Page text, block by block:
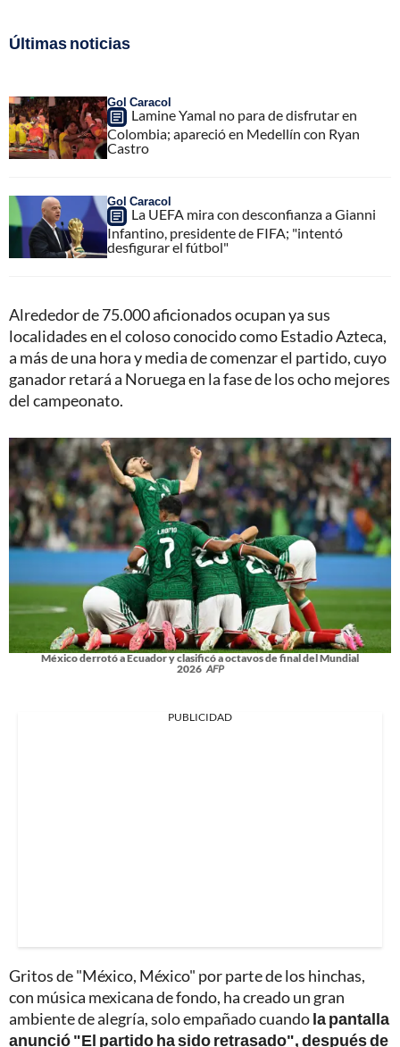
Últimas noticias
Gol Caracol
Lamine Yamal no para de disfrutar en
Colombia; apareció en Medellín con Ryan
Castro
Gol Caracol
La UEFA mira con desconfianza a Gianni
Infantino, presidente de FIFA; "intentó
desfigurar el fútbol"
Alrededor de 75.000 aficionados ocupan ya sus
localidades en el coloso conocido como Estadio Azteca,
a más de una hora y media de comenzar el partido, cuyo
ganador retará a Noruega en la fase de los ocho mejores
del campeonato.
México derrotó a Ecuador y clasificó a octavos de final del Mundial
2026 AFP
PUBLICIDAD
Gritos de "México, México" por parte de los hinchas,
con música mexicana de fondo, ha creado un gran
ambiente de alegría, solo empañado cuandola pantalla
anunció "El partido ha sido retrasado", después de